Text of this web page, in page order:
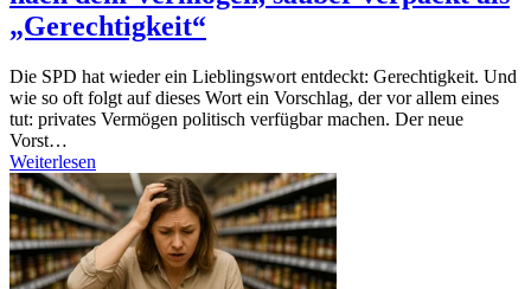
„Gerechtigkeit“
Die SPD hat wieder ein Lieblingswort entdeckt: Gerechtigkeit. Und
wie so oft folgt auf dieses Wort ein Vorschlag, der vor allem eines
tut: privates Vermögen politisch verfügbar machen. Der neue
Vorst…
Weiterlesen